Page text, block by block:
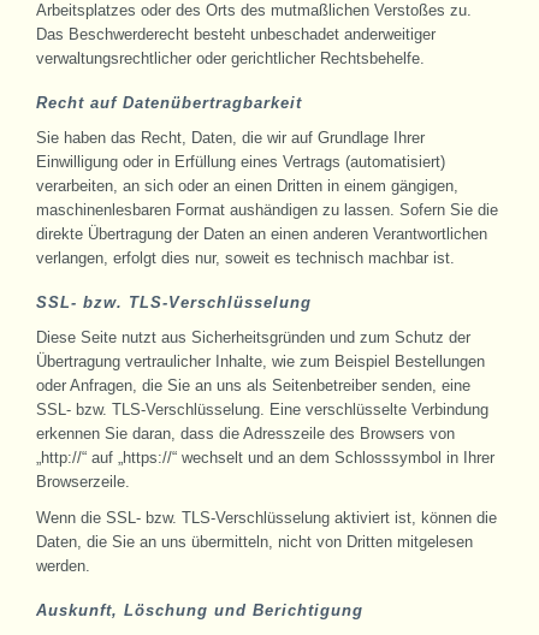
Arbeitsplatzes oder des Orts des mutmaßlichen Verstoßes zu.
Das Beschwerderecht besteht unbeschadet anderweitiger
verwaltungsrechtlicher oder gerichtlicher Rechtsbehelfe.
Recht auf Datenübertragbarkeit
Sie haben das Recht, Daten, die wir auf Grundlage Ihrer
Einwilligung oder in Erfüllung eines Vertrags (automatisiert)
verarbeiten, an sich oder an einen Dritten in einem gängigen,
maschinenlesbaren Format aushändigen zu lassen. Sofern Sie die
direkte Übertragung der Daten an einen anderen Verantwortlichen
verlangen, erfolgt dies nur, soweit es technisch machbar ist.
SSL- bzw. TLS-Verschlüsselung
Diese Seite nutzt aus Sicherheitsgründen und zum Schutz der
Übertragung vertraulicher Inhalte, wie zum Beispiel Bestellungen
oder Anfragen, die Sie an uns als Seitenbetreiber senden, eine
SSL- bzw. TLS-Verschlüsselung. Eine verschlüsselte Verbindung
erkennen Sie daran, dass die Adresszeile des Browsers von
„http://“ auf „https://“ wechselt und an dem Schlosssymbol in Ihrer
Browserzeile.
Wenn die SSL- bzw. TLS-Verschlüsselung aktiviert ist, können die
Daten, die Sie an uns übermitteln, nicht von Dritten mitgelesen
werden.
Auskunft, Löschung und Berichtigung